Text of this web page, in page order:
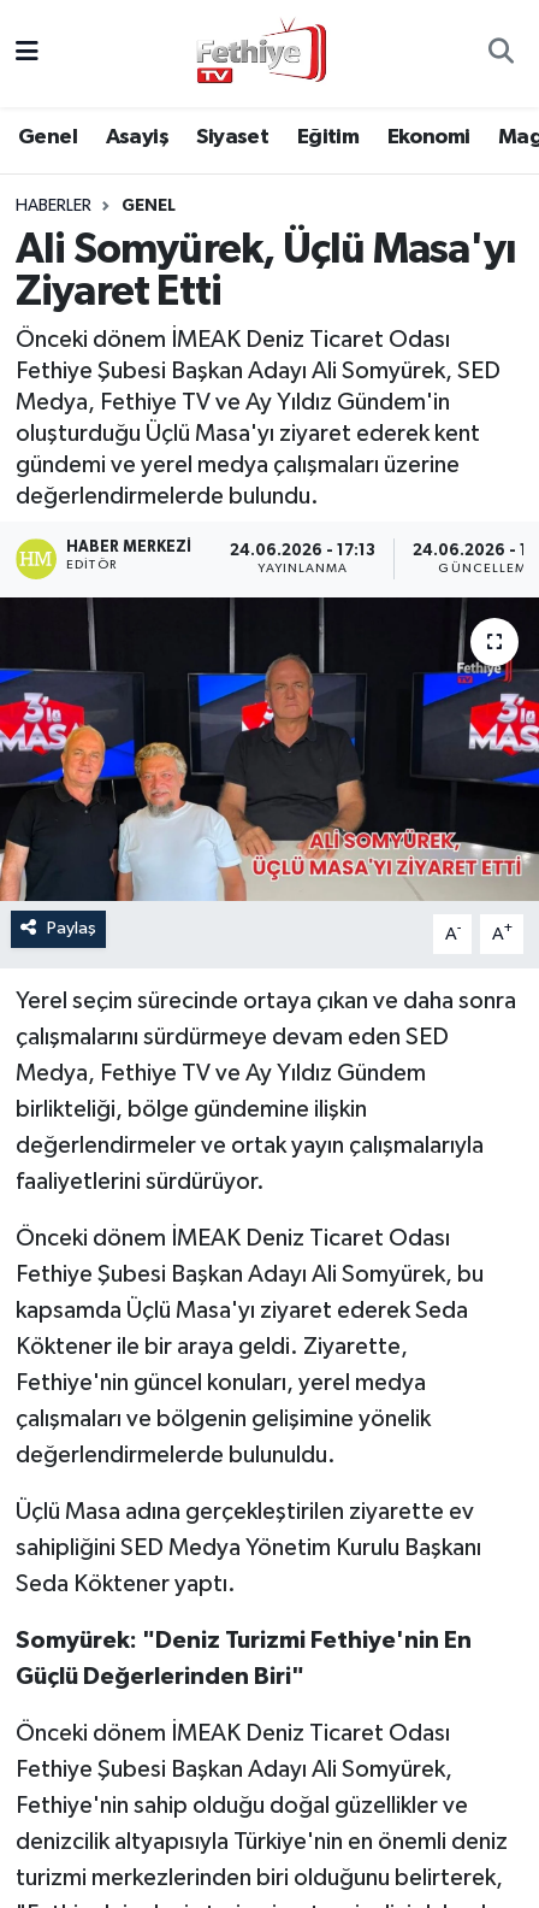
Genel Asayiş Siyaset Eğitim Ekonomi
HABERLER GENEL
Ali Somyürek, Üçlü Masa'yı
Ziyaret Etti
Önceki dönem İMEAK Deniz Ticaret Odası
Fethiye Şubesi Başkan Adayı Ali Somyürek, SED
Medya, Fethiye TV ve Ay Yıldız Gündem'in
oluşturduğu Üçlü Masa'yı ziyaret ederek kent
gündemi ve yerel medya çalışmaları üzerine
değerlendirmelerde bulundu.
HABER MERKEZI
EDITÖR
24.06.2026 - 17:13
YAYINLANMA
24.06.2026 -
GÜNCELLEME
Paylaş A- A+
Yerel seçim sürecinde ortaya çıkan ve daha sonra
çalışmalarını sürdürmeye devam eden SED
Medya, Fethiye TV ve Ay Yıldız Gündem
birlikteliği, bölge gündemine ilişkin
değerlendirmeler ve ortak yayın çalışmalarıyla
faaliyetlerini sürdürüyor.
Önceki dönem İMEAK Deniz Ticaret Odası
Fethiye Şubesi Başkan Adayı Ali Somyürek, bu
kapsamda Üçlü Masa'yı ziyaret ederek Seda
Köktener ile bir araya geldi. Ziyarette,
Fethiye'nin güncel konuları, yerel medya
çalışmaları ve bölgenin gelişimine yönelik
değerlendirmelerde bulunuldu.
Üçlü Masa adına gerçekleştirilen ziyarette ev
sahipliğini SED Medya Yönetim Kurulu Başkanı
Seda Köktener yaptı.
Somyürek: "Deniz Turizmi Fethiye'nin En
Güçlü Değerlerinden Biri"
Önceki dönem İMEAK Deniz Ticaret Odası
Fethiye Şubesi Başkan Adayı Ali Somyürek,
Fethiye'nin sahip olduğu doğal güzellikler ve
denizcilik altyapısıyla Türkiye'nin en önemli deniz
turizmi merkezlerinden biri olduğunu belirterek,
Asayiş
Ekonomi
Kültür
Magazin
Muğla Hava Durumu
Muğla Namaz Vakitleri
Muğla Trafik Yoğunluk Haritası
Süper Lig Puan Durumu ve Fikstür
Tüm Manşetler
Son Dakika Haberleri